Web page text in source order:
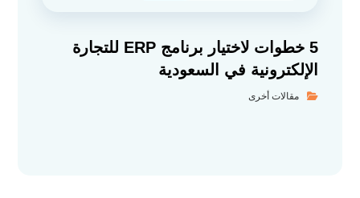
5 خطوات لاختيار برنامج ERP للتجارة
الإلكترونية في السعودية
مقالات أخرى